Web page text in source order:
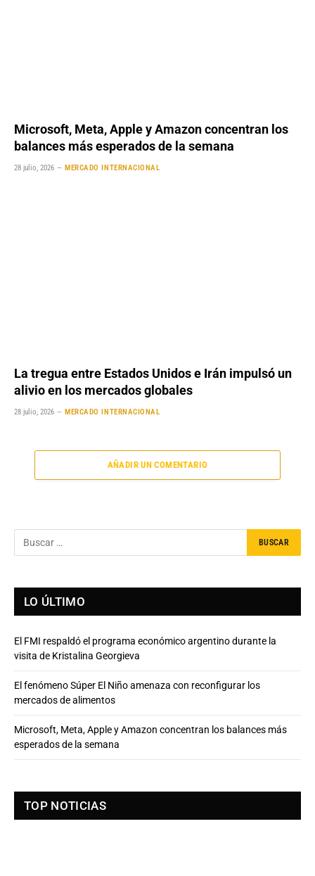
Microsoft, Meta, Apple y Amazon concentran los
balances más esperados de la semana
28 julio, 2026 MERCADO INTERNACIONAL
La tregua entre Estados Unidos e Irán impulsó un
alivio en los mercados globales
28 julio, 2026 MERCADO INTERNACIONAL
AÑADIR UN COMENTARIO
LO ÚLTIMO
El FMI respaldó el programa económico argentino durante la
visita de Kristalina Georgieva
El fenómeno Súper El Niño amenaza con reconfigurar los
mercados de alimentos
Microsoft, Meta, Apple y Amazon concentran los balances más
esperados de la semana
TOP NOTICIAS